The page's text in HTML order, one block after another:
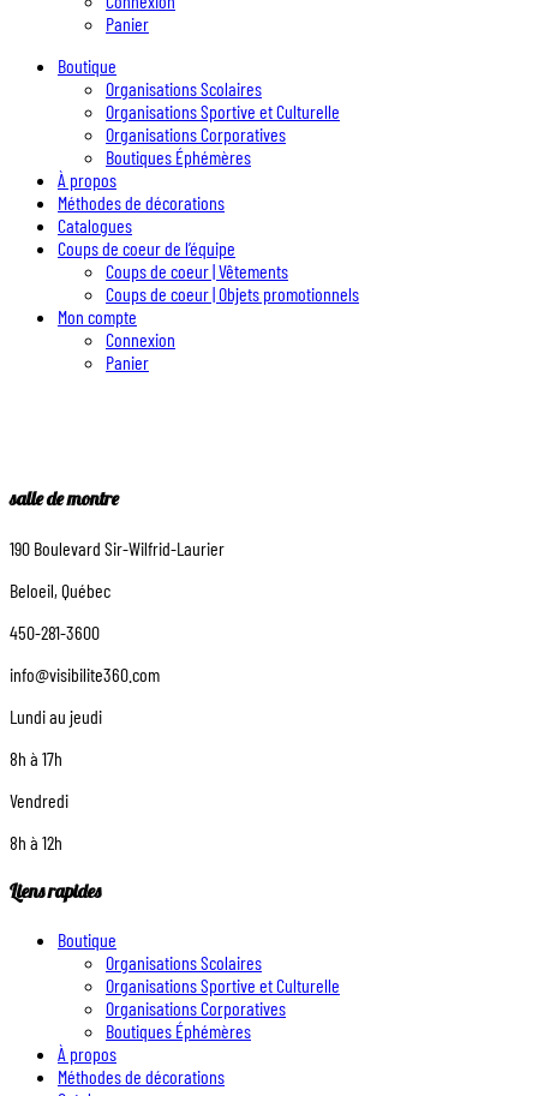
Panier
Boutique
Organisations Scolaires
Organisations Sportive et Culturelle
Organisations Corporatives
Boutiques Éphémères
À propos
Méthodes de décorations
Catalogues
Coups de coeur de l’équipe
Coups de coeur | Vêtements
Coups de coeur | Objets promotionnels
Mon compte
Connexion
Panier
salle de montre
190 Boulevard Sir-Wilfrid-Laurier
Beloeil, Québec
450-281-3600
info@visibilite360.com
Lundi au jeudi
8h à 17h
Vendredi
8h à 12h
Liens rapides
Boutique
Organisations Scolaires
Organisations Sportive et Culturelle
Organisations Corporatives
Boutiques Éphémères
À propos
Méthodes de décorations